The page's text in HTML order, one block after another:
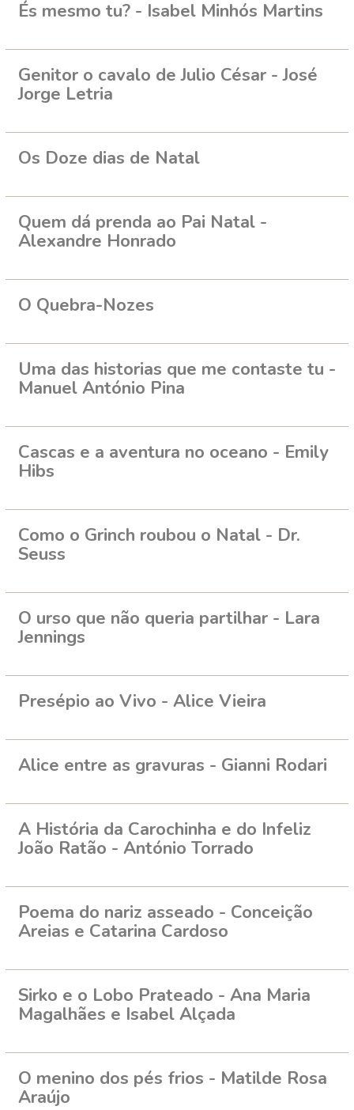
És mesmo tu? - Isabel Minhós Martins
Genitor o cavalo de Julio César - José
Jorge Letria
Os Doze dias de Natal
Quem dá prenda ao Pai Natal -
Alexandre Honrado
O Quebra-Nozes
Uma das historias que me contaste tu -
Manuel António Pina
Cascas e a aventura no oceano - Emily
Hibs
Como o Grinch roubou o Natal - Dr.
Seuss
O urso que não queria partilhar - Lara
Jennings
Presépio ao Vivo - Alice Vieira
Alice entre as gravuras - Gianni Rodari
A História da Carochinha e do Infeliz
João Ratão - António Torrado
Poema do nariz asseado - Conceição
Areias e Catarina Cardoso
Sirko e o Lobo Prateado - Ana Maria
Magalhães e Isabel Alçada
O menino dos pés frios - Matilde Rosa
Araújo